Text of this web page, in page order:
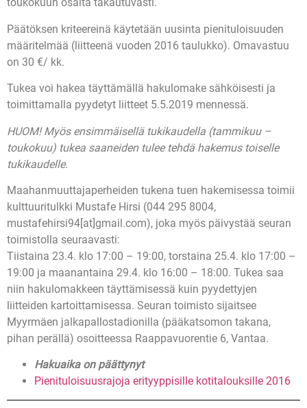
toukokuun osalta takautuvasti.
Päätöksen kriteereinä käytetään uusinta pienituloisuuden
määritelmää (liitteenä vuoden 2016 taulukko). Omavastuu
on 30 €/ kk.
Tukea voi hakea täyttämällä hakulomake sähköisesti ja
toimittamalla pyydetyt liitteet 5.5.2019 mennessä.
HUOM! Myös ensimmäisellä tukikaudella (tammikuu –
toukokuu) tukea saaneiden tulee tehdä hakemus toiselle
tukikaudelle.
Maahanmuuttajaperheiden tukena tuen hakemisessa toimii
kulttuuritulkki Mustafe Hirsi (044 295 8004,
mustafehirsi94[at]gmail.com), joka myös päivystää seuran
toimistolla seuraavasti:
Tiistaina 23.4. klo 17:00 – 19:00, torstaina 25.4. klo 17:00 –
19:00 ja maanantaina 29.4. klo 16:00 – 18:00. Tukea saa
niin hakulomakkeen täyttämisessä kuin pyydettyjen
liitteiden kartoittamisessa. Seuran toimisto sijaitsee
Myyrmäen jalkapallostadionilla (pääkatsomon takana,
pihan perällä) osoitteessa Raappavuorentie 6, Vantaa.
Hakuaika on päättynyt
Pienituloisuusrajoja erityyppisille kotitalouksille 2016